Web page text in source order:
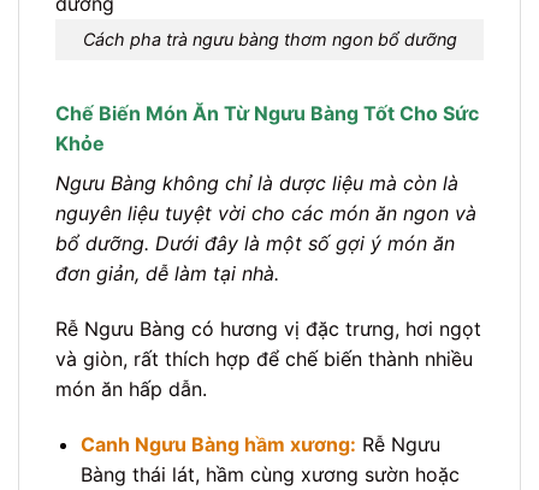
Cách pha trà ngưu bàng thơm ngon bổ dưỡng
Chế Biến Món Ăn Từ Ngưu Bàng Tốt Cho Sức
Khỏe
Ngưu Bàng không chỉ là dược liệu mà còn là
nguyên liệu tuyệt vời cho các món ăn ngon và
bổ dưỡng. Dưới đây là một số gợi ý món ăn
đơn giản, dễ làm tại nhà.
Rễ Ngưu Bàng có hương vị đặc trưng, hơi ngọt
và giòn, rất thích hợp để chế biến thành nhiều
món ăn hấp dẫn.
Canh Ngưu Bàng hầm xương: Rễ Ngưu
Bàng thái lát, hầm cùng xương sườn hoặc